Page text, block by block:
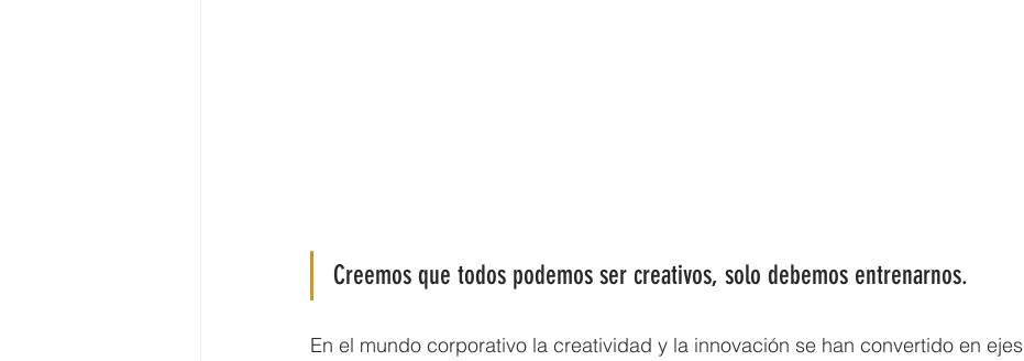
Creemos que todos podemos ser creativos, solo debemos entrenarnos.
En el mundo corporativo la creatividad y la innovación se han convertido en ejes